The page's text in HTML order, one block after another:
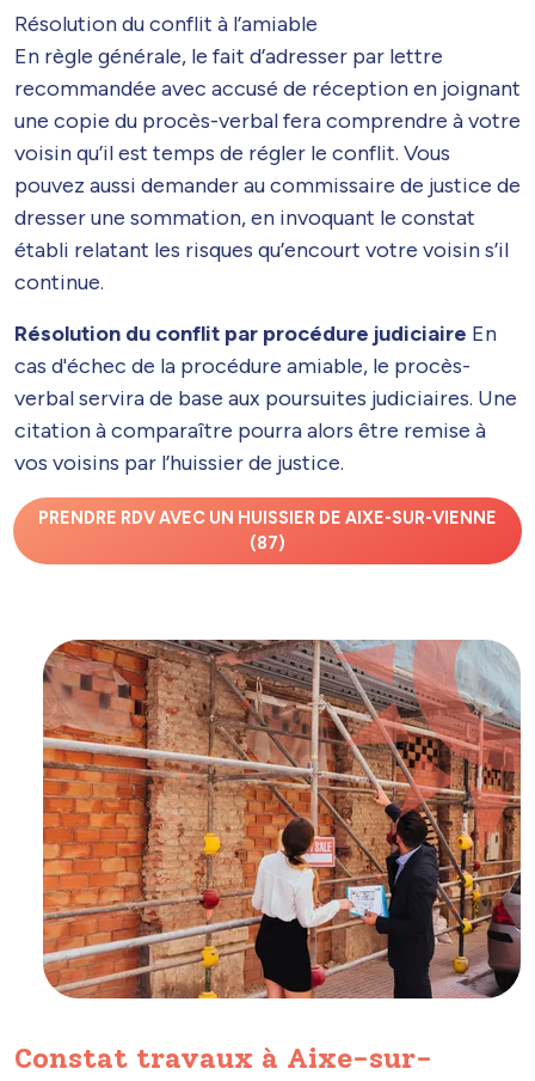
Résolution du conflit à l’amiable
En règle générale, le fait d’adresser par lettre
recommandée avec accusé de réception en joignant
une copie du procès-verbal fera comprendre à votre
voisin qu’il est temps de régler le conflit. Vous
pouvez aussi demander au commissaire de justice de
dresser une sommation, en invoquant le constat
établi relatant les risques qu’encourt votre voisin s’il
continue.
Résolution du conflit par procédure judiciaire En
cas d'échec de la procédure amiable, le procès-
verbal servira de base aux poursuites judiciaires. Une
citation à comparaître pourra alors être remise à
vos voisins par l’huissier de justice.
PRENDRE RDV AVEC UN HUISSIER DE AIXE-SUR-VIENNE
(87)
Constat travaux à Aixe-sur-